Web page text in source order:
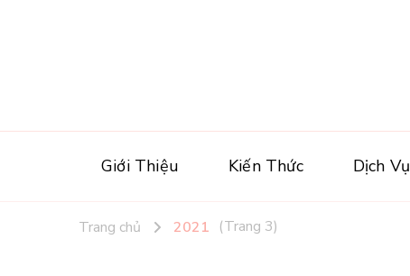
Giới Thiệu Kiến Thức Dịch Vụ
Trang chủ 2021 (Trang 3)